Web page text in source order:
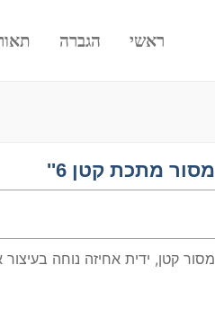
ראשי הגברה
מסור מתכת קטן 6''
מסור קטן, ידית אחיזה נוחה בעיצור